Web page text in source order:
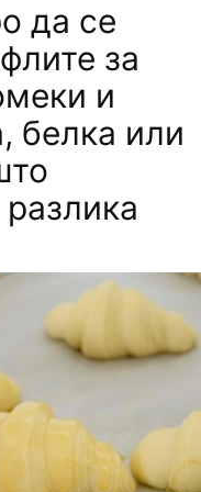
да се
за
и
белка или